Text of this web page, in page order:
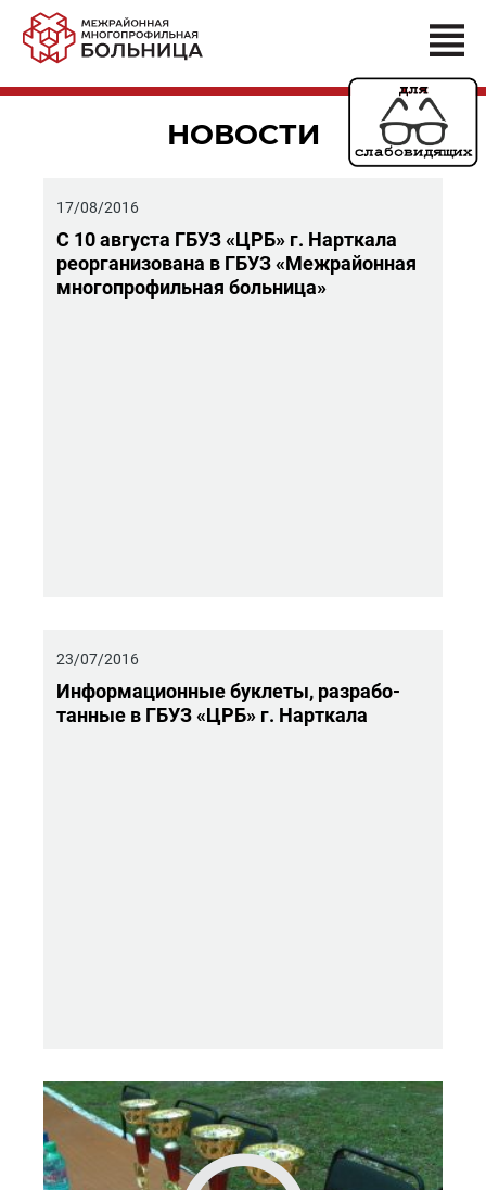
НОВОСТИ
17/08/2016
С 10 ав­гу­ста ГБУЗ «ЦРБ» г. Нарт­ка­ла
ре­ор­га­ни­зо­ва­на в ГБУЗ «Меж­рай­он­ная
мно­го­про­филь­ная боль­ни­ца»
23/07/2016
Ин­фор­ма­ци­он­ные бук­ле­ты, раз­ра­бо­
тан­ные в ГБУЗ «ЦРБ» г. Нарт­ка­ла